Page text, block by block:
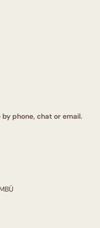
phone, chat or email.